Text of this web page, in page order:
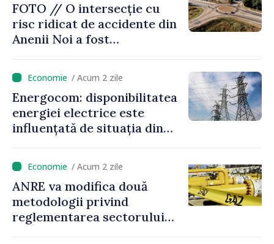
FOTO // O intersecție cu
risc ridicat de accidente din
Anenii Noi a fost
/ Acum 2 zile
Energocom: disponibilitatea
energiei electrice este
influențată de situația din
/ Acum 2 zile
ANRE va modifica două
metodologii privind
reglementarea sectorului